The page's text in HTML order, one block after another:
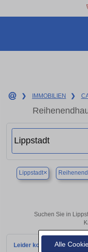
Alle
❯ IMMOBILIEN ❯
Lippstadt×
Suchen Sie in
Leider konnten wir derzeit